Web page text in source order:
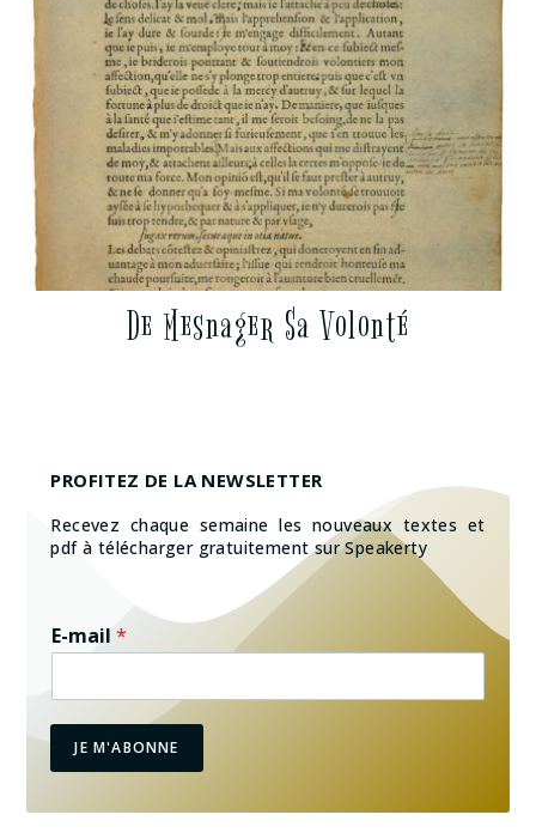
De Mesnager Sa Volonté
PROFITEZ DE LA NEWSLETTER
Recevez chaque semaine les nouveaux textes et
pdf à télécharger gratuitement sur Speakerty
E-mail*
JE M'ABONNE